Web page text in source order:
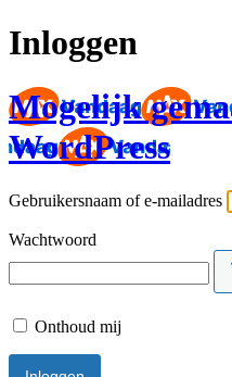
Inloggen
Mogelijk
WordPress
Gebruikersnaam of e-mailadres
Wachtwoord
Onthoud mij